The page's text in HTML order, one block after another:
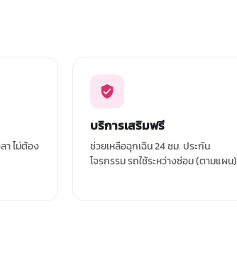
า ไม่ต้อง
บริการเสริมฟรี
ช่วยเหลือฉุกเฉิน 24 ชม. ประกัน
โจรกรรม รถใช้ระหว่างซ่อม (ตามแผน)